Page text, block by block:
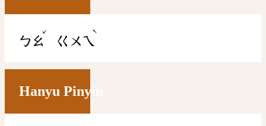
ㄅㄠ
ˇ
ㄍㄨㄟ
ˋ
Hanyu Pinyin